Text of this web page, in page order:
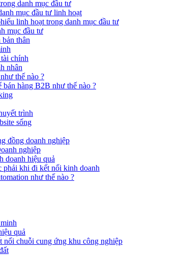
danh mục đầu tư
mục đầu tư linh hoạt
linh hoạt trong danh mục đầu tư
mục đầu tư
thân
chính
nhân
thế nào ?
hàng B2B như thế nào ?
trình
sống
đồng doanh nghiệp
nghiệp
doanh hiệu quả
phải khi đi kết nối kinh doanh
như thế nào ?
quả
nối chuỗi cung ứng khu công nghiệp